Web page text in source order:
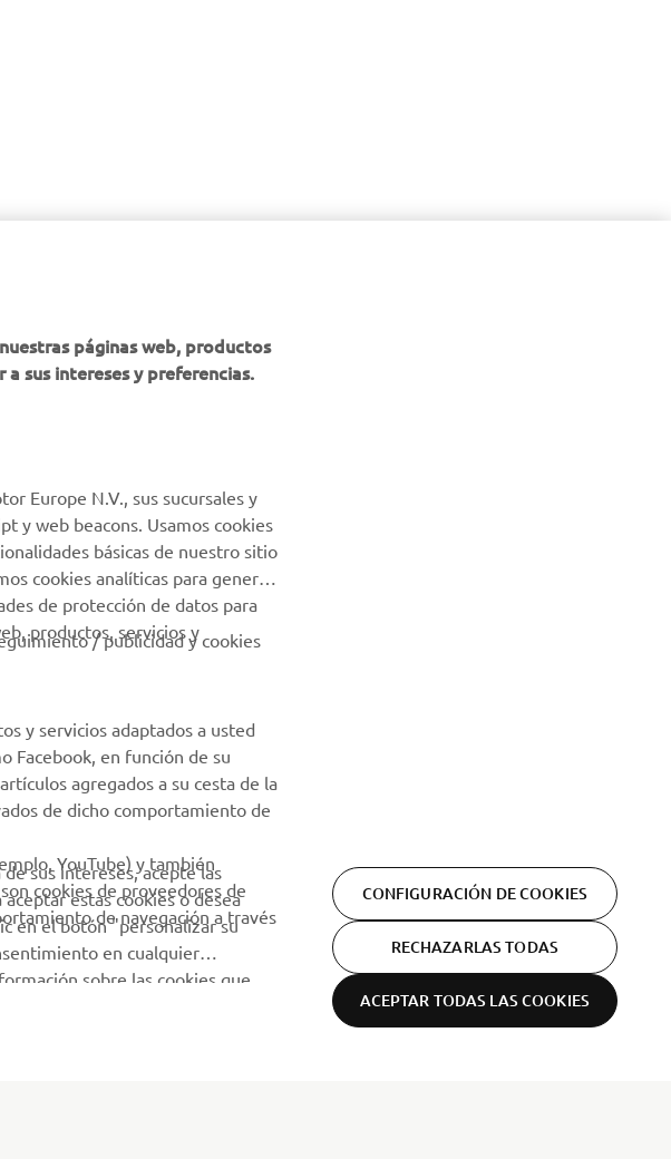
páginas web, productos
sus intereses y preferencias.
Europe N.V., sus sucursales y
y web beacons. Usamos cookies
básicas de nuestro sitio
cookies analíticas para generar
de protección de datos para
productos, servicios y
/ publicidad y cookies
y servicios adaptados a usted
Facebook, en función de su
agregados a su cesta de la
de dicho comportamiento de
YouTube) y también
cookies de proveedores de
de navegación a través
sus intereses, acepte las
estas cookies o desea
en el botón "personalizar su
en cualquier
sobre las cookies que
CONFIGURACIÓN DE COOKIES
RECHAZARLAS TODAS
ACEPTAR TODAS LAS COOKIES